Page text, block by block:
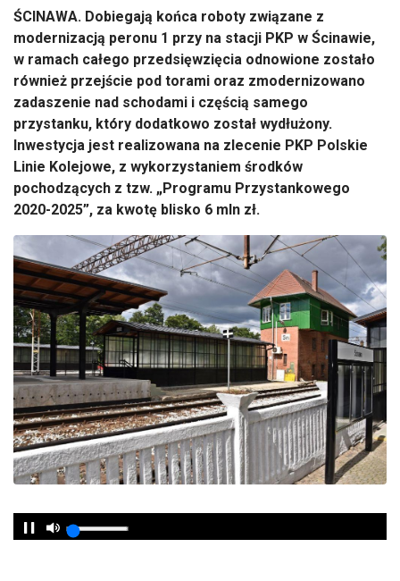
ŚCINAWA. Dobiegają końca roboty związane z
modernizacją peronu 1 przy na stacji PKP w Ścinawie,
w ramach całego przedsięwzięcia odnowione zostało
również przejście pod torami oraz zmodernizowano
zadaszenie nad schodami i częścią samego
przystanku, który dodatkowo został wydłużony.
Inwestycja jest realizowana na zlecenie PKP Polskie
Linie Kolejowe, z wykorzystaniem środków
pochodzących z tzw. „Programu Przystankowego
2020-2025”, za kwotę blisko 6 mln zł.